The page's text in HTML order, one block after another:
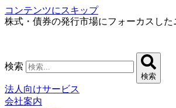
コンテンツにスキップ
株式・債券の発行市場にフォーカスした
検索
検索
法人向けサービス
会社案内